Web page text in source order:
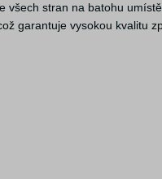
všech stran na batohu
což garantuje vysokou kvalitu